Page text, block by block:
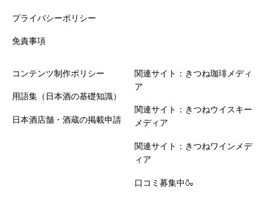
プライバシーポリシー
免責事項
コンテンツ制作ポリシー
用語集（日本酒の基礎知識）
日本酒店舗・酒蔵の掲載申請
関連サイト：きつね珈琲メディ
ア
関連サイト：きつねウイスキー
メディア
関連サイト：きつねワインメデ
ィア
口コミ募集中🍶